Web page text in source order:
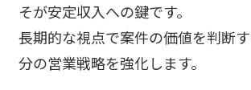
そが安定収入への鍵です。
長期的な視点で案件の価値を判断
分の営業戦略を強化します。